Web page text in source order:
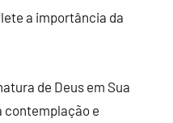
a importância da
de Deus em Sua
contemplação e